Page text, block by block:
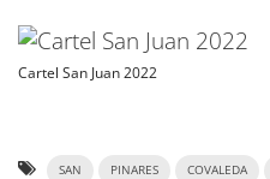
Cartel San Juan 2022
SAN PINARES COVALEDA